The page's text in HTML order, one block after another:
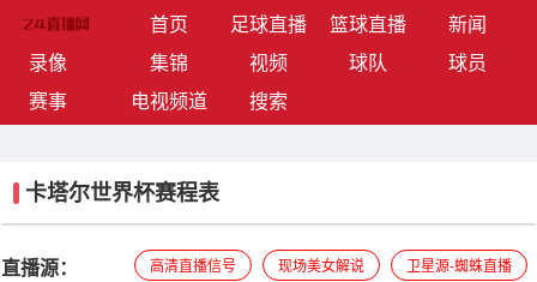
首页(current)足球直播 篮球直播
新闻
录像
集锦 视频 球队
球员
赛事
电视频道 搜索
卡塔尔世界杯赛程表
直播源： 高清直播信号 现场美女解说 卫星源-蜘蛛直播